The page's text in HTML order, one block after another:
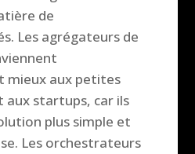
de
Les agrégateurs de
mieux aux petites
aux startups, car ils
plus simple et
Les orchestrateurs